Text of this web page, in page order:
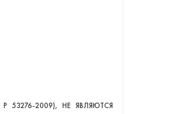
Р 53276-2009), НЕ ЯВЛЯЮТСЯ